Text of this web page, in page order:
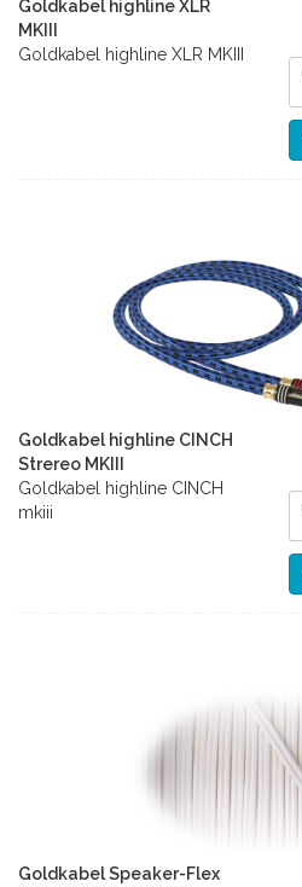
Goldkabel highline XLR
MKIII
Goldkabel highline XLR MKIII
Goldkabel highline CINCH
Strereo MKIII
Goldkabel highline CINCH
mkiii
Goldkabel Speaker-Flex